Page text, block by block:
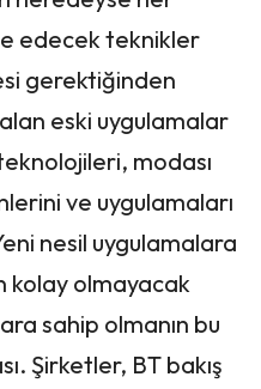
edecek teknikler
gerektiğinden
eski uygulamalar
modası
ve uygulamaları
nesil uygulamalara
kolay olmayacak
sahip olmanın bu
Şirketler, BT bakış